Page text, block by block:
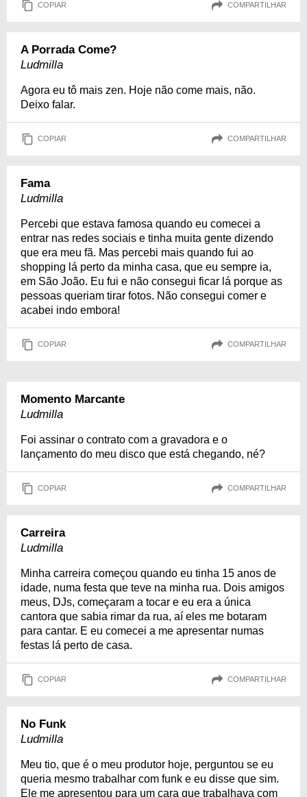
COPIAR COMPARTILHAR
A Porrada Come?
Ludmilla
Agora eu tô mais zen. Hoje não come mais, não.
Deixo falar.
COPIAR COMPARTILHAR
Fama
Ludmilla
Percebi que estava famosa quando eu comecei a
entrar nas redes sociais e tinha muita gente dizendo
que era meu fã. Mas percebi mais quando fui ao
shopping lá perto da minha casa, que eu sempre ia,
em São João. Eu fui e não consegui ficar lá porque as
pessoas queriam tirar fotos. Não consegui comer e
acabei indo embora!
COPIAR COMPARTILHAR
Momento Marcante
Ludmilla
Foi assinar o contrato com a gravadora e o
lançamento do meu disco que está chegando, né?
COPIAR COMPARTILHAR
Carreira
Ludmilla
Minha carreira começou quando eu tinha 15 anos de
idade, numa festa que teve na minha rua. Dois amigos
meus, DJs, começaram a tocar e eu era a única
cantora que sabia rimar da rua, aí eles me botaram
para cantar. E eu comecei a me apresentar numas
festas lá perto de casa.
COPIAR COMPARTILHAR
No Funk
Ludmilla
Meu tio, que é o meu produtor hoje, perguntou se eu
queria mesmo trabalhar com funk e eu disse que sim.
Ele me apresentou para um cara que trabalhava com